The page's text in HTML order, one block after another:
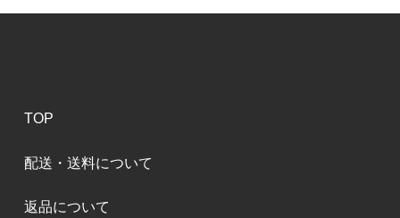
TOP
配送・送料について
返品について